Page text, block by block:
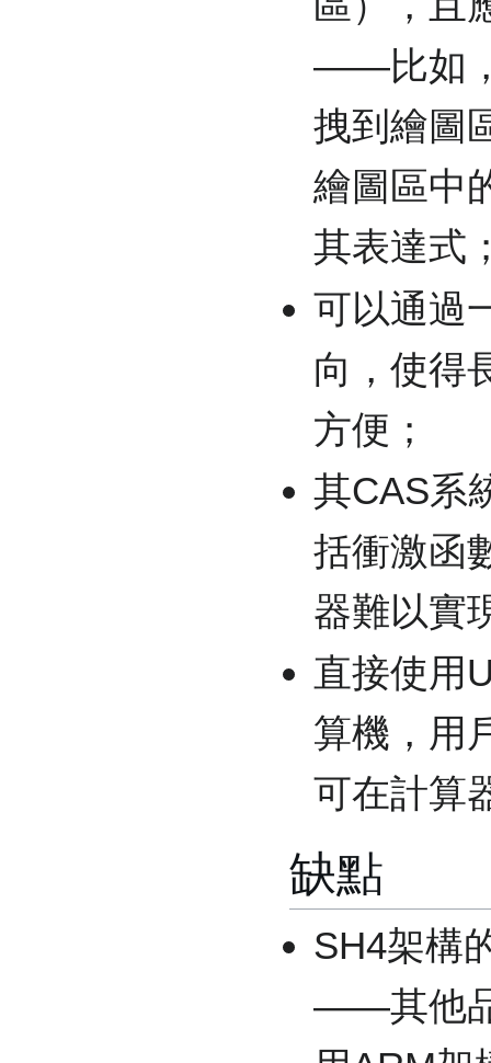
——比如
拽到繪圖
繪圖區中
其表達式
可以通過
向，使得
方便；
其CAS系
括衝激函
器難以實
直接使用
算機，用
可在計算
缺點
SH4架構
——其他